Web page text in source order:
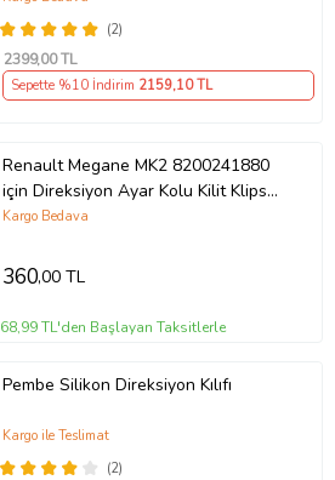
(2)
2399,00 TL
Sepette %10 İndirim 2159,10 TL
Renault Megane MK2 8200241880
için Direksiyon Ayar Kolu Kilit Klips
Plastiği
Kargo Bedava
360,00 TL
68,99 TL'den Başlayan Taksitlerle
Pembe Silikon Direksiyon Kılıfı
(2)
Kargo ile Teslimat